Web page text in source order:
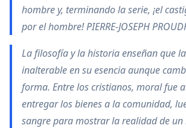
hombre y, terminando la serie, ¡el
por el hombre! PIERRE-JOSEPH
La filosofía y la historia enseñan que
inalterable en su esencia aunque
forma. Entre los cristianos, moral fue
entregar los bienes a la comunidad,
sangre para mostrar la realidad de un